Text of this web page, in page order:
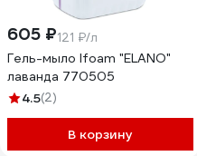
605 ₽121 ₽/л
Гель-мыло Ifoam "ELANO"
лаванда 770505
4.5(2)
В корзину